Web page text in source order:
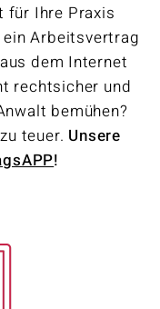
für Ihre Praxis
Arbeitsvertrag
dem Internet
rechtsicher und
bemühen?
teuer. Unsere
!